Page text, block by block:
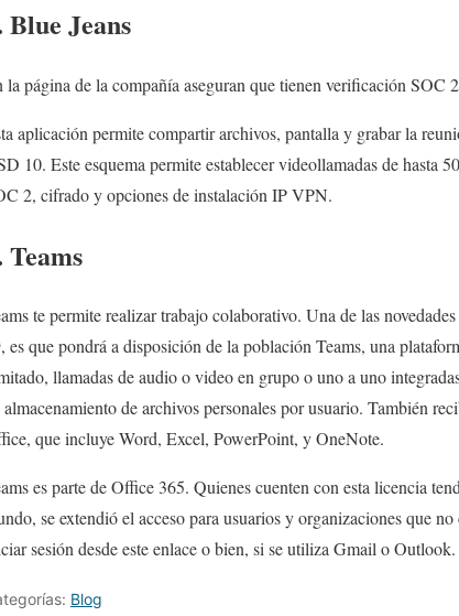
Blue Jeans
la página de la compañía aseguran que tienen verificación
aplicación permite compartir archivos, pantalla y grabar la
10. Este esquema permite establecer videollamadas de hasta
2, cifrado y opciones de instalación IP VPN.
Teams
te permite realizar trabajo colaborativo. Una de las
es que pondrá a disposición de la población Teams, una
llamadas de audio o video en grupo o uno a uno
almacenamiento de archivos personales por usuario. También
que incluye Word, Excel, PowerPoint, y OneNote.
es parte de Office 365. Quienes cuenten con esta licencia
se extendió el acceso para usuarios y organizaciones que
sesión desde este enlace o bien, si se utiliza Gmail o Outlook.
Blog